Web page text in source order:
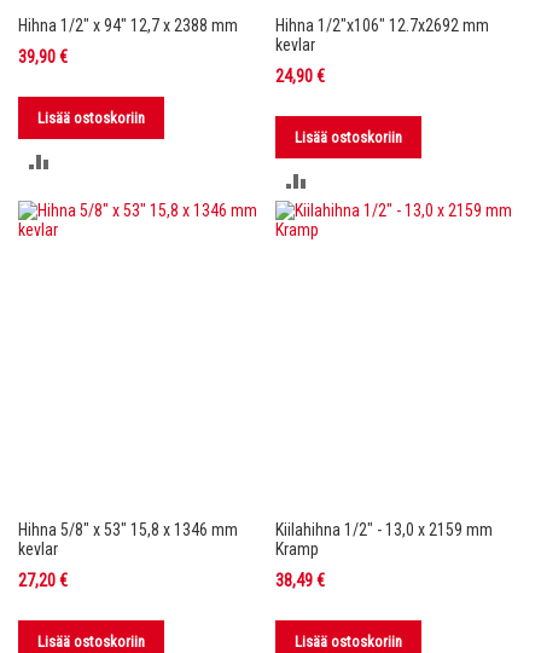
Hihna 1/2" x 94" 12,7 x 2388 mm
39,90 €
Lisää ostoskoriin
VERTAILUUN
Hihna 1/2"x106" 12.7x2692 mm
kevlar
24,90 €
Lisää ostoskoriin
VERTAILUUN
Hihna 5/8" x 53" 15,8 x 1346 mm
kevlar
27,20 €
Lisää ostoskoriin
Kiilahihna 1/2" - 13,0 x 2159 mm
Kramp
38,49 €
Lisää ostoskoriin